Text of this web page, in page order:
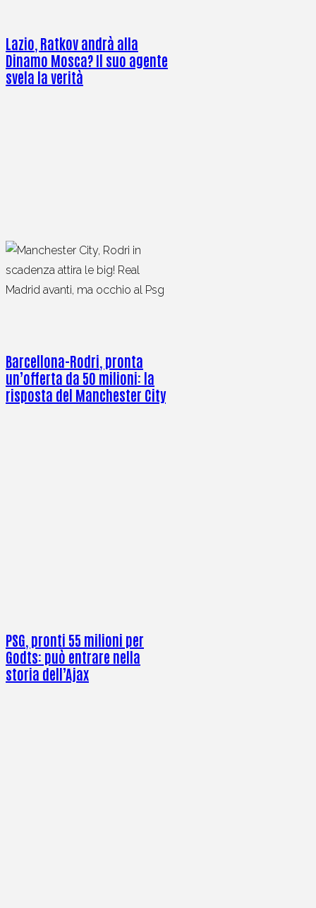
Lazio, Ratkov andrà alla
Dinamo Mosca? Il suo agente
svela la verità
Barcellona-Rodri, pronta
un’offerta da 50 milioni: la
risposta del Manchester City
PSG, pronti 55 milioni per
Godts: può entrare nella
storia dell’Ajax